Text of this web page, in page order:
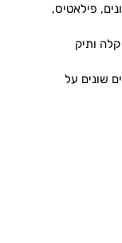
פילאטיס,
ותיק
שונים על